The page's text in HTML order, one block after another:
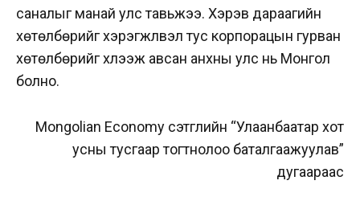
саналыг манай улс тавьжээ. Хэрэв дараагийн
хөтөлбөрийг хэрэгжүүлвэл тус корпорацын гурван
хөтөлбөрийг хүлээж авсан анхны улс нь Монгол
болно.
Mongolian Economy сэтгүүлийн “Улаанбаатар хот
усны тусгаар тогтнолоо баталгаажуулав”
дугаараас